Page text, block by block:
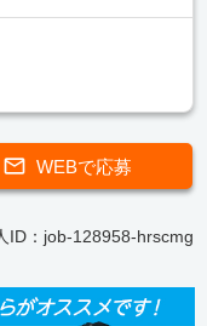
WEBで応募
ID：job-128958-hrscmg